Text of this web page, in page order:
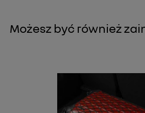
Możesz być również